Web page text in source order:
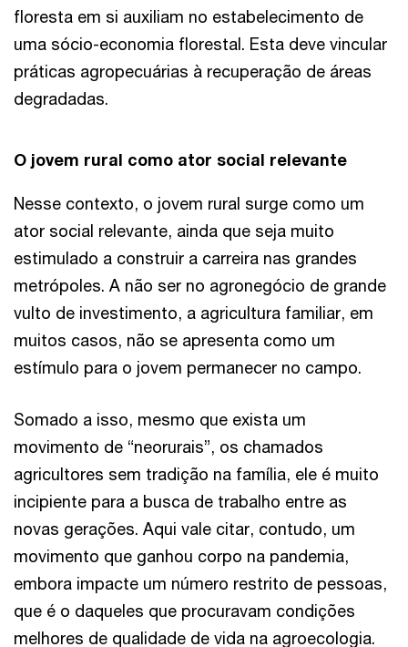
floresta em si auxiliam no estabelecimento de
uma sócio-economia florestal. Esta deve vincular
práticas agropecuárias à recuperação de áreas
degradadas.
O jovem rural como ator social relevante
Nesse contexto, o jovem rural surge como um
ator social relevante, ainda que seja muito
estimulado a construir a carreira nas grandes
metrópoles. A não ser no agronegócio de grande
vulto de investimento, a agricultura familiar, em
muitos casos, não se apresenta como um
estímulo para o jovem permanecer no campo.
Somado a isso, mesmo que exista um
movimento de “neorurais”, os chamados
agricultores sem tradição na família, ele é muito
incipiente para a busca de trabalho entre as
novas gerações. Aqui vale citar, contudo, um
movimento que ganhou corpo na pandemia,
embora impacte um número restrito de pessoas,
que é o daqueles que procuravam condições
melhores de qualidade de vida na agroecologia.